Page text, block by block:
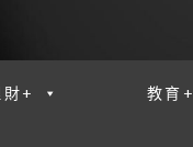
財+ 教育+